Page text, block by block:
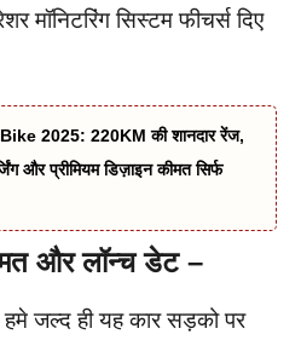
मॉनिटरिंग सिस्टम फीचर्स दिए
2025: 220KM की शानदार रेंज,
और प्रीमियम डिज़ाइन कीमत सिर्फ
और लॉन्च डेट –
हमे जल्द ही यह कार सड़को पर